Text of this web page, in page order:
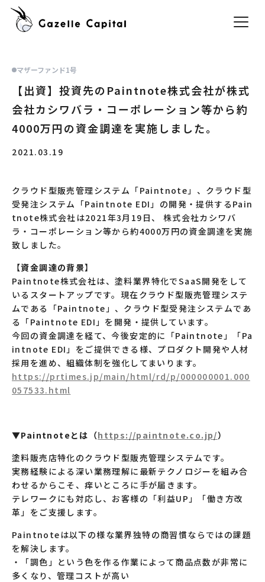
マザーファンド1号
【出資】投資先のPaintnote株式会社が株式
会社カシワバラ・コーポレーション等から約
4000万円の資金調達を実施しました。
2021.03.19
クラウド型販売管理システム「Paintnote」、クラウド型
受発注システム「Paintnote EDI」の開発・提供するPain
tnote株式会社は2021年3月19日、 株式会社カシワバ
ラ・コーポレーション等から約4000万円の資金調達を実施
致しました。
【資金調達の背景】
Paintnote株式会社は、塗料業界特化でSaaS開発をして
いるスタートアップです。現在クラウド型販売管理システ
ムである「Paintnote」、クラウド型受発注システムであ
る「Paintnote EDI」を開発・提供しています。
今回の資金調達を経て、今後安定的に「Paintnote」「Pa
intnote EDI」をご提供できる様、プロダクト開発や人材
採用を進め、組織体制を強化してまいります。
https://prtimes.jp/main/html/rd/p/000000001.000
057533.html
▼Paintnoteとは（https://paintnote.co.jp/）
塗料販売店特化のクラウド型販売管理システムです。
実務経験による深い業務理解に最新テクノロジーを組み合
わせるからこそ、痒いところに手が届きます。
テレワークにも対応し、お客様の「利益UP」「働き方改
革」をご支援します。
Paintnoteは以下の様な業界独特の商習慣ならではの課題
を解決します。
・「調色」という色を作る作業によって商品点数が非常に
多くなり、管理コストが高い